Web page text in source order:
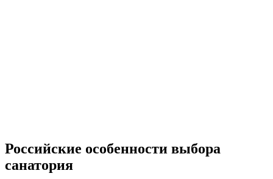
Российские особенности выбора
санатория